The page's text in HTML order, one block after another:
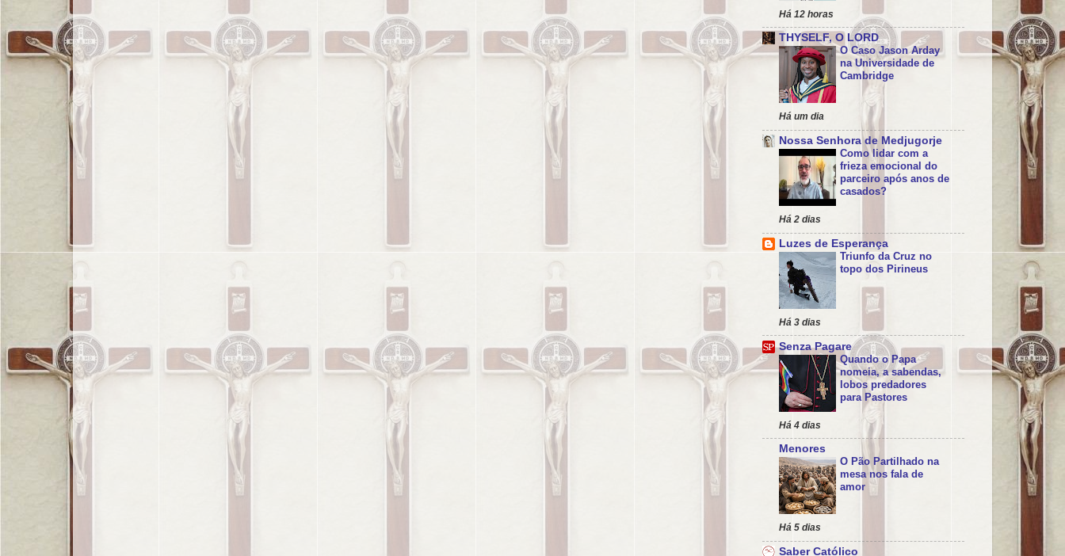
Há 12 horas
THYSELF, O LORD
O Caso Jason Arday
na Universidade de
Cambridge
Há um dia
Nossa Senhora de Medjugorje
Como lidar com a
frieza emocional do
parceiro após anos de
casados?
Há 2 dias
Luzes de Esperança
Triunfo da Cruz no
topo dos Pirineus
Há 3 dias
Senza Pagare
Quando o Papa
nomeia, a sabendas,
lobos predadores
para Pastores
Há 4 dias
Menores
O Pão Partilhado na
mesa nos fala de
amor
Há 5 dias
Saber Católico